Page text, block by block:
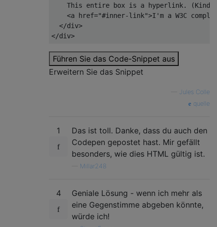
This entire box is a hyperlink. (Kind
<a href="#inner-link">I'm a W3C
</div>
</div>
Führen Sie das Code-Snippet aus
Erweitern Sie das Snippet
Jules Colle
quelle
1
Das ist toll. Danke, dass du auch den
Codepen gepostet hast. Mir gefällt
besonders, wie dies HTML gültig ist.
Millar248
4
Geniale Lösung - wenn ich mehr als
eine Gegenstimme abgeben könnte,
würde ich!